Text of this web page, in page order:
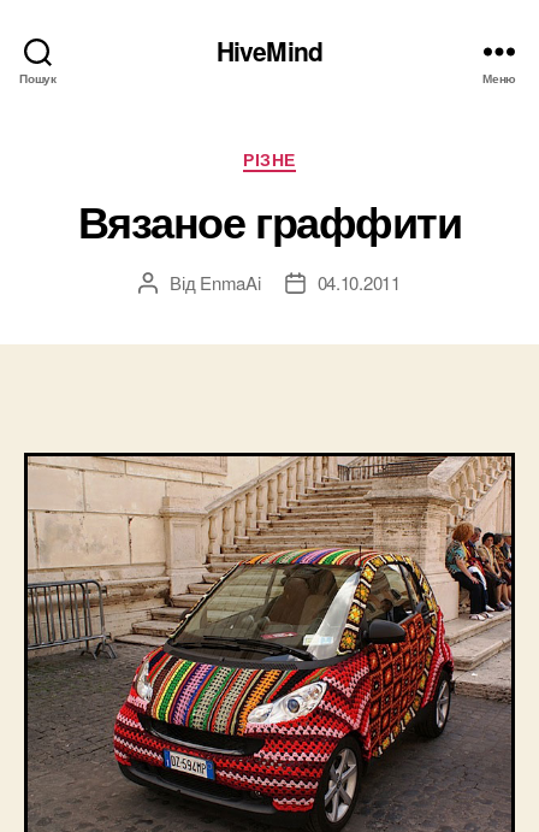
Пошук
HiveMind
Меню
Категорії
РІЗНЕ
Вязаное граффити
Автор
Від EnmaAi
Дата04.10.2011